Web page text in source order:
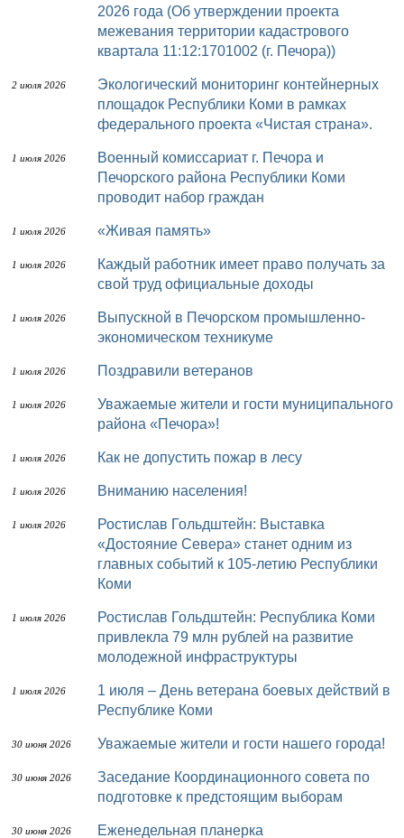
2026 года (Об утверждении проекта
межевания территории кадастрового
квартала 11:12:1701002 (г. Печора))
2 июля 2026
Экологический мониторинг контейнерных
площадок Республики Коми в рамках
федерального проекта «Чистая страна».
1 июля 2026
Военный комиссариат г. Печора и
Печорского района Республики Коми
проводит набор граждан
1 июля 2026 «Живая память»
1 июля 2026
Каждый работник имеет право получать за
свой труд официальные доходы
1 июля 2026
Выпускной в Печорском промышленно-
экономическом техникуме
1 июля 2026 Поздравили ветеранов
1 июля 2026
Уважаемые жители и гости муниципального
района «Печора»!
1 июля 2026 Как не допустить пожар в лесу
1 июля 2026 Вниманию населения!
1 июля 2026
Ростислав Гольдштейн: Выставка
«Достояние Севера» станет одним из
главных событий к 105-летию Республики
Коми
1 июля 2026
Ростислав Гольдштейн: Республика Коми
привлекла 79 млн рублей на развитие
молодежной инфраструктуры
1 июля 2026
1 июля – День ветерана боевых действий в
Республике Коми
30 июня 2026 Уважаемые жители и гости нашего города!
30 июня 2026
Заседание Координационного совета по
подготовке к предстоящим выборам
30 июня 2026 Еженедельная планерка